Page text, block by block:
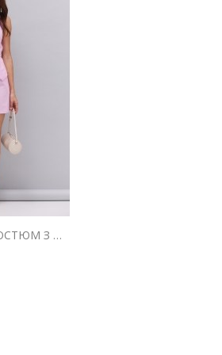
ЖІНОЧИЙ ЛІТНІЙ КОСТЮМ З ШОРТАМИ І ЖИЛЕТОМ З ЛЬОНУ РОЖЕВИЙ